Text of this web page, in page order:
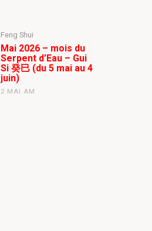
Feng Shui
Mai 2026 – mois du
Serpent d’Eau – Gui
Si 癸巳 (du 5 mai au 4
juin)
2 MAI AM